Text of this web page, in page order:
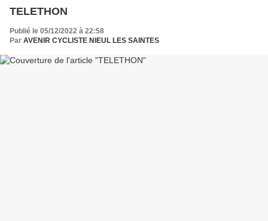
TELETHON
Publié le 05/12/2022 à 22:58
Par AVENIR CYCLISTE NIEUL LES SAINTES